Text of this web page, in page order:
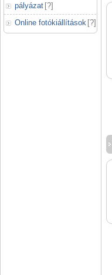
pályázat [?]
Online fotókiállítások [?]